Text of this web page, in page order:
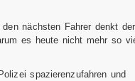
nächsten Fahrer denkt
es heute nicht mehr so
spazierenzufahren und